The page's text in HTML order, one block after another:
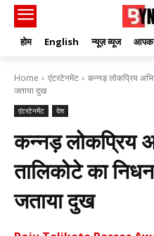
होम English न्यूज़ व्यूज
Home एंटरटेनमेंट
कन्नड़ लोकप्रिय
जताया दुख
एंटरटेनमेंट देश
कन्नड़ लोकप्रिय
तालिकोटे का
जताया दुख